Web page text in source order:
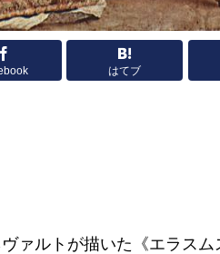
はてブ
ァルトが描いた《エラス